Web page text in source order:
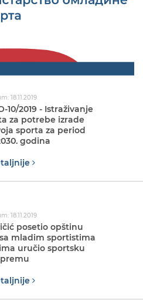
18.11.2019
10/2019 - Istraživanje
za potrebe izrade
sporta za period
godina
18.11.2019
posetio opštinu
mladim sportistima
uručio sportsku